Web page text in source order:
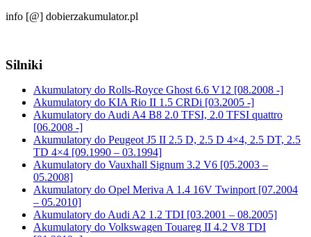
info [@] dobierzakumulator.pl
Silniki
Akumulatory do Rolls-Royce Ghost 6.6 V12 [08.2008 -]
Akumulatory do KIA Rio II 1.5 CRDi [03.2005 -]
Akumulatory do Audi A4 B8 2.0 TFSI, 2.0 TFSI quattro
[06.2008 -]
Akumulatory do Peugeot J5 II 2.5 D, 2.5 D 4×4, 2.5 DT, 2.5
TD 4×4 [09.1990 – 03.1994]
Akumulatory do Vauxhall Signum 3.2 V6 [05.2003 –
05.2008]
Akumulatory do Opel Meriva A 1.4 16V Twinport [07.2004
– 05.2010]
Akumulatory do Audi A2 1.2 TDI [03.2001 – 08.2005]
Akumulatory do Volkswagen Touareg II 4.2 V8 TDI